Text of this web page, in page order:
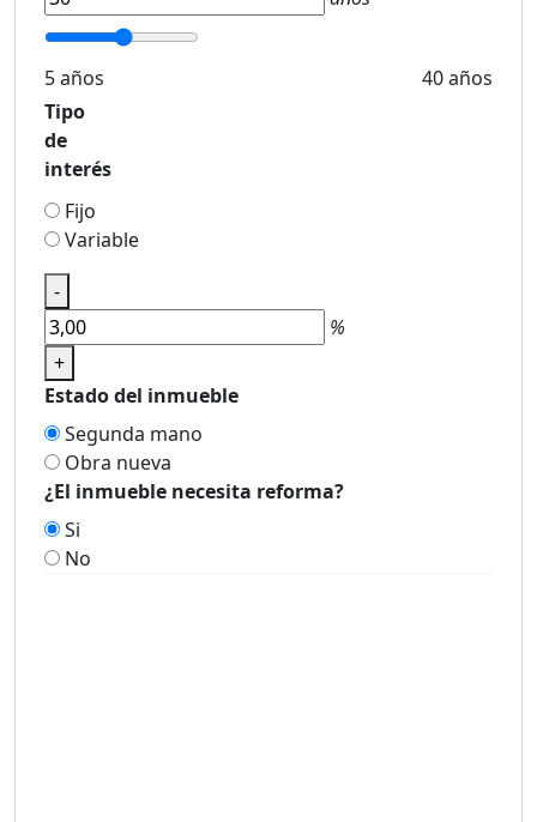
5 años
40 años
Tipo
de
interés
Fijo
Variable
-
%
+
Estado del inmueble
Segunda mano
Obra nueva
¿El inmueble necesita reforma?
Si
No